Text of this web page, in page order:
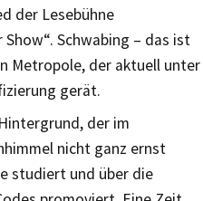
der Lesebühne
Schwabing – das ist
Metropole, der aktuell unter
gerät.
der im
nicht ganz ernst
studiert und über die